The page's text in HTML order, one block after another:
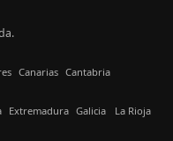
Canarias Cantabria
Extremadura Galicia La Rioja